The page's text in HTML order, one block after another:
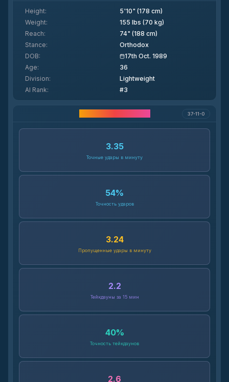
Height:
5'10" (178 cm)
Weight:
155 lbs (70 kg)
Reach:
74" (188 cm)
Stance:
Orthodox
DOB:
17th Oct. 1989
Age:
36
Division:
Lightweight
AI Rank: #3
37-11-0
3.35
Точные удары в минуту
54%
Точность ударов
3.24
Пропущенные удары в минуту
2.2
Тейкдауны за 15 мин
40%
Точность тейкдаунов
2.6